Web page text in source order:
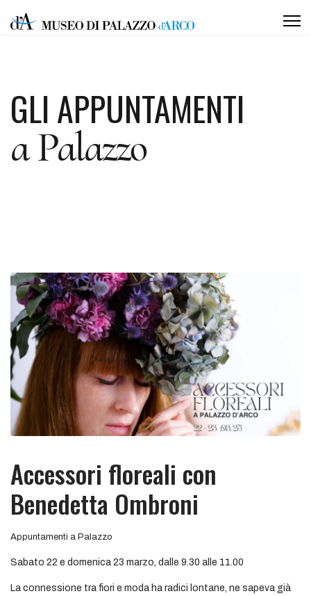
GLI APPUNTAMENTI
a Palazzo
Accessori floreali con
Benedetta Ombroni
Appuntamenti a Palazzo
Sabato 22 e domenica 23 marzo, dalle 9.30 alle 11.00
La connessione tra fiori e moda ha radici lontane, ne sapeva già